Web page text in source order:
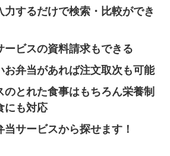
力するだけで検索・比較ができ
ービスの資料請求もできる
お弁当があれば注文取次も可能
のとれた食事はもちろん栄養制
にも対応
当サービスから探せます！